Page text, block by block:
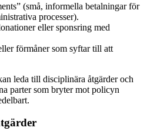
(små, informella betalningar för
processer).
eller sponsring med
förmåner som syftar till att
leda till disciplinära åtgärder och
parter som bryter mot policyn